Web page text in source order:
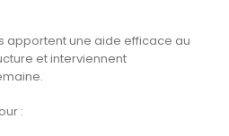
apportent une aide efficace au
et interviennent
: